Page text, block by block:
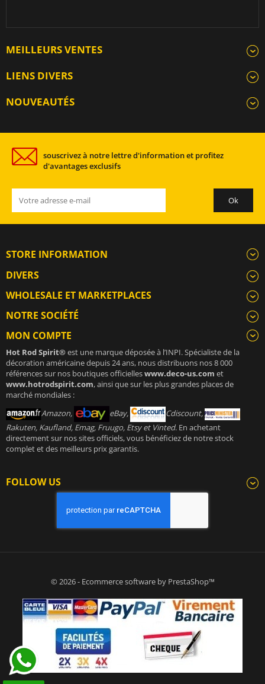
MEILLEURS VENTES
LIENS DIVERS
NOUVEAUTÉS
souscrivez à notre lettre d'information et profitez
d'avantages exclusifs
STORE INFORMATION
DIVERS
WHOLESALE ET MARKETPLACES
NOTRE SOCIÉTÉ
MON COMPTE
Hot Rod Spirit®est une marque déposée à l’INPI. Spécialiste de la
décoration américaine depuis 24 ans, nous distribuons nos 8 000
références sur nos boutiques officielleswww.deco-us.com et
www.hotrodspirit.com, ainsi que sur les plus grandes places de
marché mondiales :
Amazon,
eBay,
Cdiscount,
Rakuten, Kaufland, Emag, Fruugo, Etsy et Vinted. En achetant
directement sur nos sites officiels, vous bénéficiez de notre stock
complet et des meilleurs prix garantis.
FOLLOW US
© 2026 - Ecommerce software by PrestaShop™